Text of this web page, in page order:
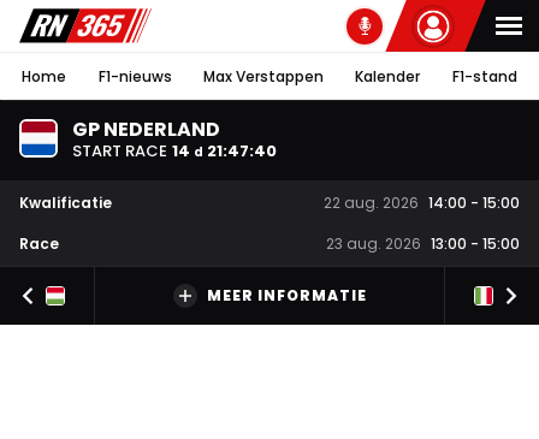
Home F1-nieuws Max Verstappen Kalender F1-stand
GP NEDERLAND
START RACE 14 d 21:47:40
Kwalificatie 22 aug. 2026 14:00 - 15:00
Race
23 aug. 2026 13:00 - 15:00
MEER INFORMATIE